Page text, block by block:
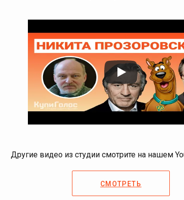
Другие видео из студии смотрите на нашем
СМОТРЕТЬ